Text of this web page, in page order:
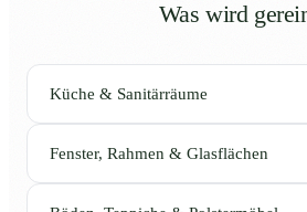
Was wird
Küche & Sanitärräume
Fenster, Rahmen & Glasflächen